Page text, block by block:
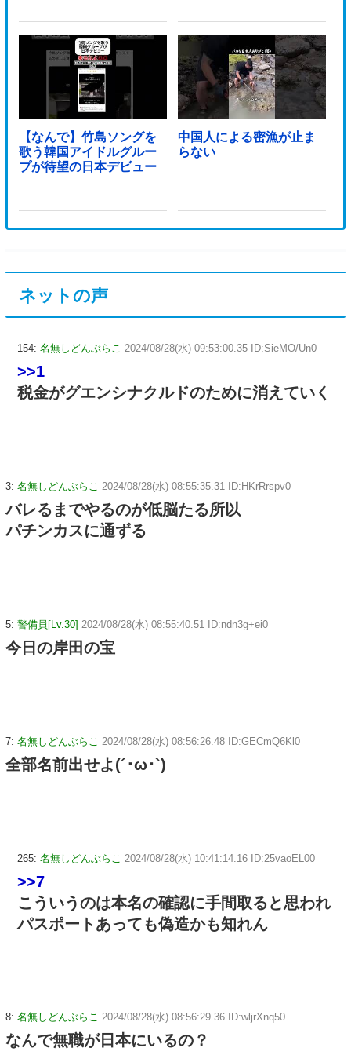
【なんで】竹島ソングを
歌う韓国アイドルグルー
プが待望の日本デビュー
中国人による密漁が止ま
らない
ネットの声
154: 名無しどんぶらこ 2024/08/28(水) 09:53:00.35 ID:SieMO/Un0
>>1
税金がグエンシナクルドのために消えていく
3: 名無しどんぶらこ 2024/08/28(水) 08:55:35.31 ID:HKrRrspv0
バレるまでやるのが低脳たる所以
パチンカスに通ずる
5: 警備員[Lv.30] 2024/08/28(水) 08:55:40.51 ID:ndn3g+ei0
今日の岸田の宝
7: 名無しどんぶらこ 2024/08/28(水) 08:56:26.48 ID:GECmQ6Kl0
全部名前出せよ(´･ω･`)
265: 名無しどんぶらこ 2024/08/28(水) 10:41:14.16 ID:25vaoEL00
>>7
こういうのは本名の確認に手間取ると思われ
パスポートあっても偽造かも知れん
8: 名無しどんぶらこ 2024/08/28(水) 08:56:29.36 ID:wljrXnq50
なんで無職が日本にいるの？